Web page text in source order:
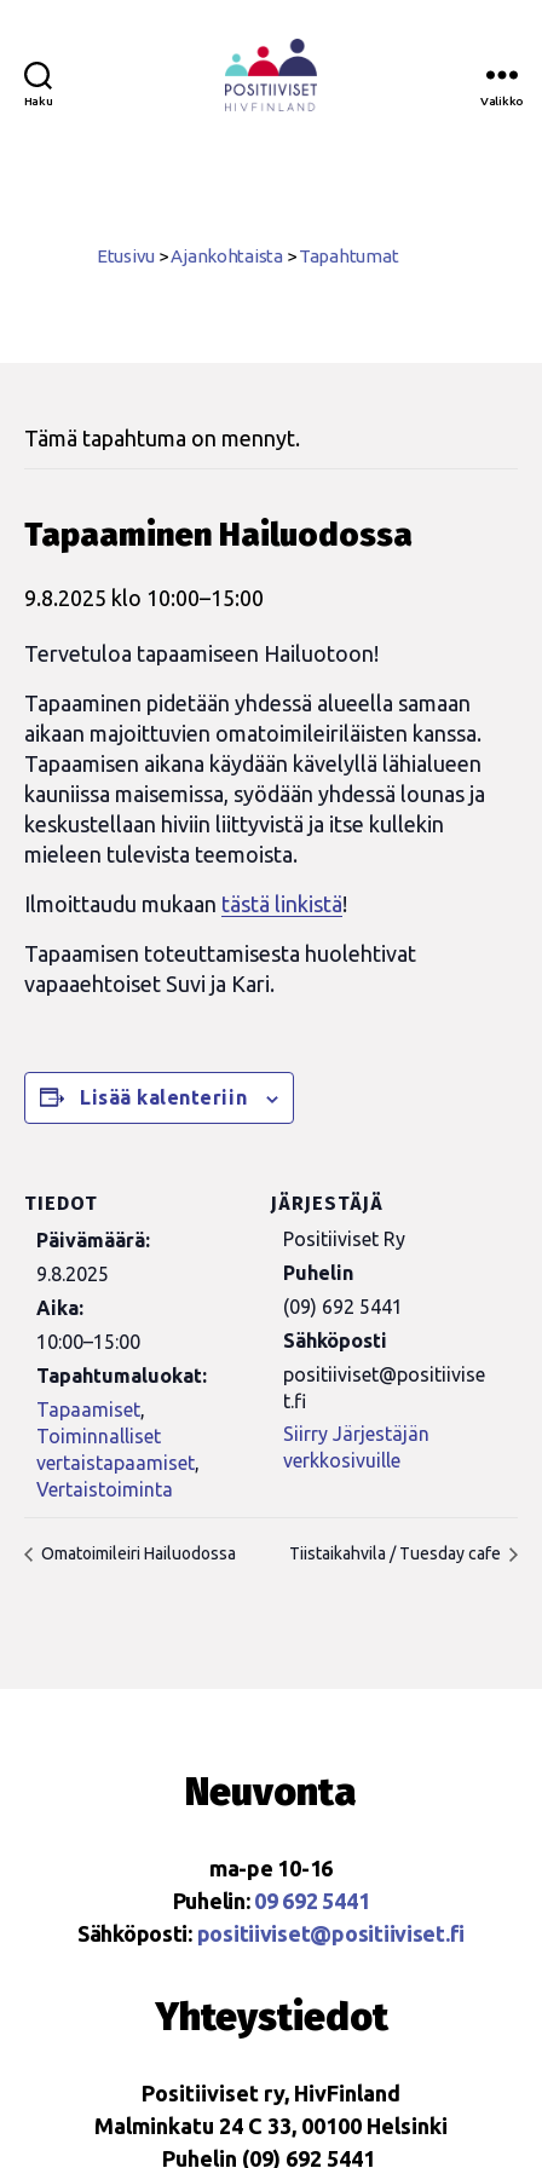
Haku Valikko
Etusivu >Ajankohtaista >Tapahtumat
Tämä tapahtuma on mennyt.
Tapaaminen Hailuodossa
9.8.2025 klo 10:00–15:00
Tervetuloa tapaamiseen Hailuotoon!
Tapaaminen pidetään yhdessä alueella samaan
aikaan majoittuvien omatoimileiriläisten kanssa.
Tapaamisen aikana käydään kävelyllä lähialueen
kauniissa maisemissa, syödään yhdessä lounas ja
keskustellaan hiviin liittyvistä ja itse kullekin
mieleen tulevista teemoista.
Ilmoittaudu mukaan tästä linkistä!
Tapaamisen toteuttamisesta huolehtivat
vapaaehtoiset Suvi ja Kari.
Lisää kalenteriin
TIEDOT
Päivämäärä:
9.8.2025
Aika:
10:00–15:00
Tapahtumaluokat:
Tapaamiset,
Toiminnalliset
vertaistapaamiset,
Vertaistoiminta
JÄRJESTÄJÄ
Positiiviset Ry
Puhelin
(09) 692 5441
Sähköposti
positiiviset@positiivise
t.fi
Siirry Järjestäjän
verkkosivuille
Omatoimileiri Hailuodossa Tiistaikahvila / Tuesday cafe
Neuvonta
ma-pe 10-16
Puhelin: 09 692 5441
Sähköposti: positiiviset@positiiviset.fi
Yhteystiedot
Positiiviset ry, HivFinland
Malminkatu 24 C 33, 00100 Helsinki
Puhelin (09) 692 5441